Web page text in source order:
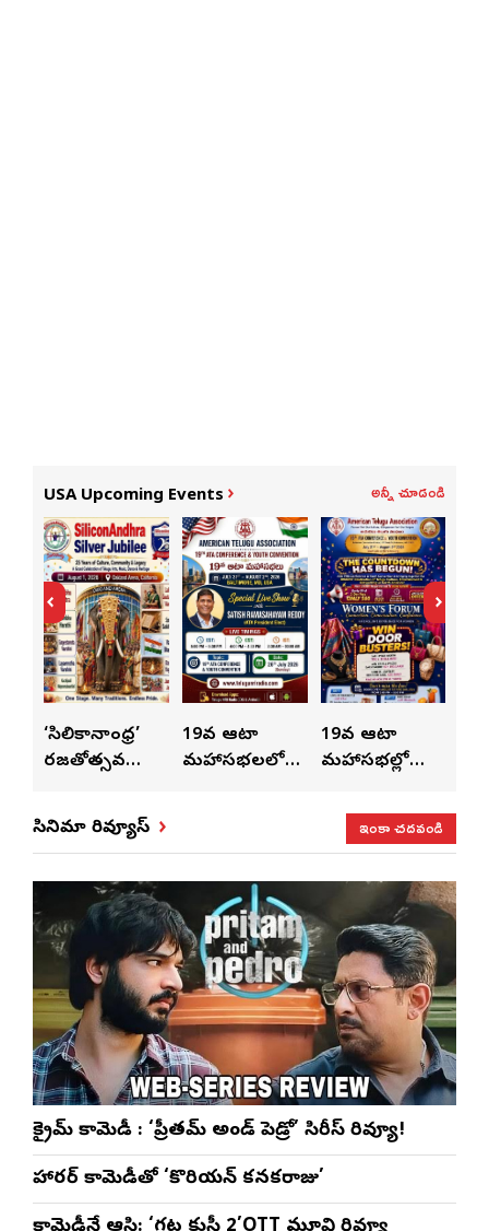
USA Upcoming Events అన్నీ చూడండి
‘సిలికానాంధ్ర’
రజతోత్సవ
కుంభ హారతి
ప్రత్యేకం
19వ ఆటా
మహాసభలలో
19వ ఆటా
మహాసభల్లో
ప్రత్యేకంగా
‘ఉమెన్స్ ఫోరమ్’
సినిమా రివ్యూస్ ఇంకా చదవండి
క్రైమ్ కామెడీ : ‘ప్రీతమ్ అండ్ పెడ్రో’ సిరీస్ రివ్యూ!
హారర్ కామెడీతో ‘కొరియన్ కనకరాజు’